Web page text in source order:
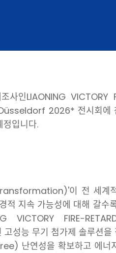
인LIAONING VICTORY
2026* 전시회에
입니다.
이 전 세계
적 지속 가능성에 대해 갈수
FIRE-
성능 무기 첨가제 솔루션
난연성을 확보하고 에너